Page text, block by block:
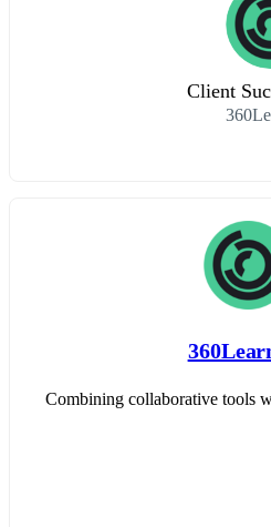
Client
Combining collaborative tools